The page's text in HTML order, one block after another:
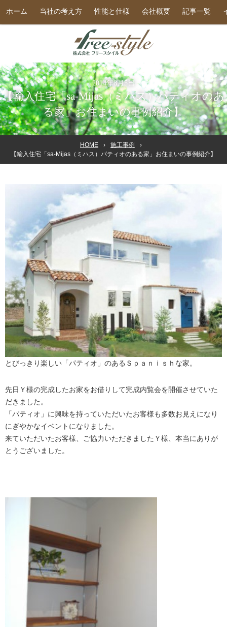
ホーム 当社の考え方 性能と仕様 会社概要 記事一覧
2014年8月5日
【輸入住宅「sa‐Mijas（ミハス）パティオのあ
る家」お住まいの事例紹介】
HOME
施工事例
【輸入住宅「sa‐Mijas（ミハス）パティオのある家」お住まいの事例紹介】
とびっきり楽しい「パティオ」のあるＳｐａｎｉｓｈな家。
先日Ｙ様の完成したお家をお借りして完成内覧会を開催させていた
だきました。
「パティオ」に興味を持っていただいたお客様も多数お見えになり
にぎやかなイベントになりました。
来ていただいたお客様、ご協力いただきましたＹ様、本当にありが
とうございました。